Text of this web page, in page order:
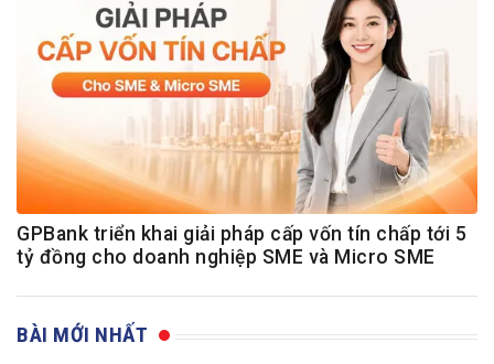
GPBank triển khai giải pháp cấp vốn tín chấp tới 5
tỷ đồng cho doanh nghiệp SME và Micro SME
BÀI MỚI NHẤT